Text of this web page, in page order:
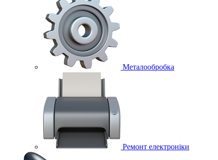
Металообробка
Ремонт електроніки